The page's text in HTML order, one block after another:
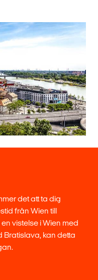
det att ta dig
från Wien till
vistelse i Wien med
Bratislava, kan detta